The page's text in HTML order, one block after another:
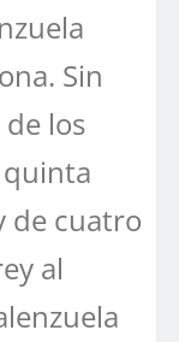
Sin
los
quinta
de cuatro
al